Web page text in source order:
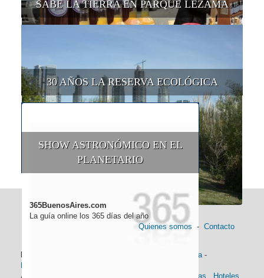
SABE LA TIERRA EN PARQUE LEZAMA
30 AÑOS LA RESERVA ECOLÓGICA
SHOW ASTRONÓMICO EN EL
PLANETARIO
365BuenosAires.com
La guía online los 365 días del año
Quienes somos - Contacto
Historia -
Alojamiento:
Hoteles 4 Estrellas Hoteles